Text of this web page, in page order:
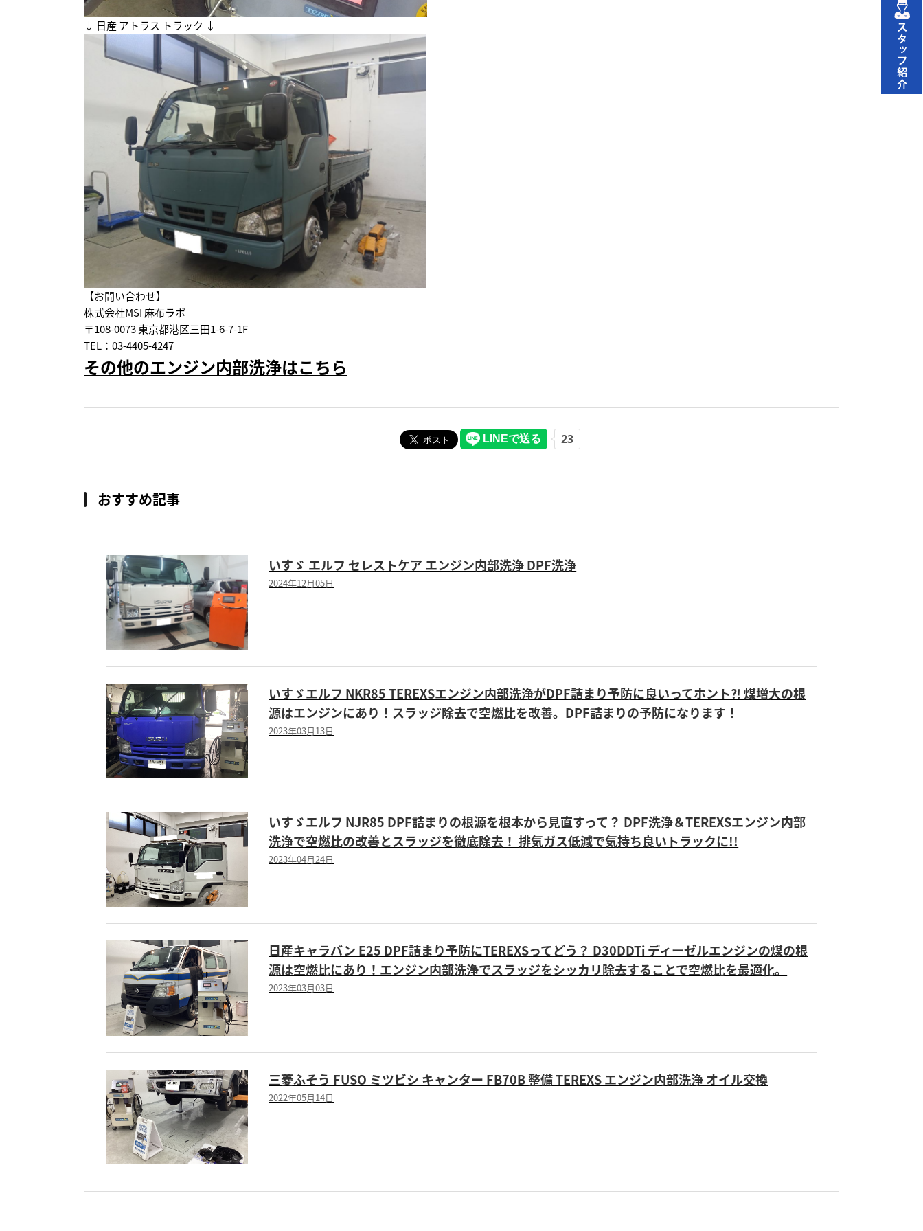
↓ 日産 アトラス トラック ↓
【お問い合わせ】
株式会社MSI 麻布ラボ
〒108-0073 東京都港区三田1-6-7-1F
TEL：03-4405-4247
その他のエンジン内部洗浄はこちら
おすすめ記事
いすゞ エルフ セレストケア エンジン内部洗浄 DPF洗浄
2024年12月05日
いすゞエルフ NKR85 TEREXSエンジン内部洗浄がDPF詰まり予防に良いってホント⁈ 煤増大の根
源はエンジンにあり！スラッジ除去で空燃比を改善。DPF詰まりの予防になります！
2023年03月13日
いすゞエルフ NJR85 DPF詰まりの根源を根本から見直すって？ DPF洗浄＆TEREXSエンジン内部
洗浄で空燃比の改善とスラッジを徹底除去！ 排気ガス低減で気持ち良いトラックに!!
2023年04月24日
日産キャラバン E25 DPF詰まり予防にTEREXSってどう？ D30DDTi ディーゼルエンジンの煤の根
源は空燃比にあり！エンジン内部洗浄でスラッジをシッカリ除去することで空燃比を最適化。
2023年03月03日
三菱ふそう FUSO ミツビシ キャンター FB70B 整備 TEREXS エンジン内部洗浄 オイル交換
2022年05月14日